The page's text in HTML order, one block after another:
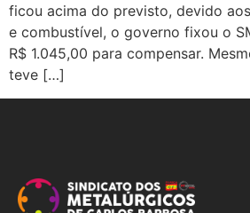
ficou acima do previsto, devido
e combustível, o governo fixou o
R$ 1.045,00 para compensar.
teve […]